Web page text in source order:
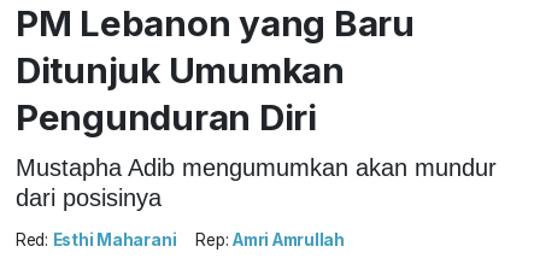
PM Lebanon yang Baru
Ditunjuk Umumkan
Pengunduran Diri
Mustapha Adib mengumumkan akan mundur
dari posisinya
Red: Esthi Maharani Rep: Amri Amrullah